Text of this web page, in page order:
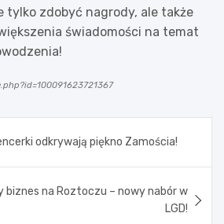
tylko zdobyć nagrody, ale także
świadomości na temat
odkrywają piękno Zamościa!
biznes na Roztoczu – nowy nabór w
LGD!